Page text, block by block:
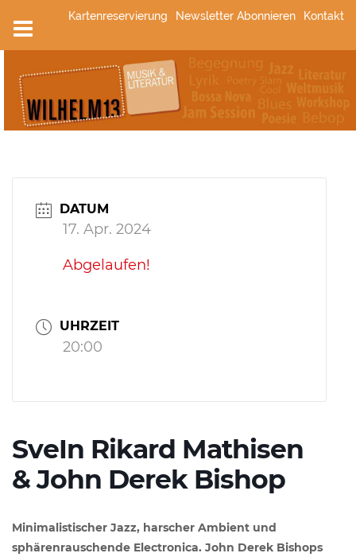
Inhalt
springen
Kartenreservierung Newsletter Abonnieren Kontakt
DATUM
17. Apr. 2024
Abgelaufen!
UHRZEIT
20:00
SveIn Rikard Mathisen
& John Derek Bishop
Minimalistischer Jazz, harscher Ambient und
sphärenrauschende Electronica. John Derek Bishops